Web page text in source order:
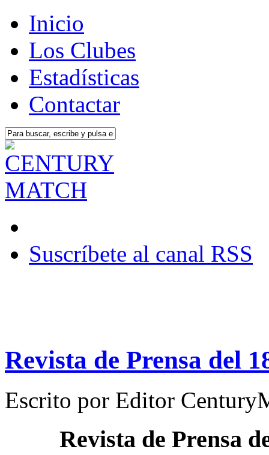
Inicio
Los Clubes
Estadísticas
Contactar
Suscríbete al canal RSS
Revista de Prensa del
Escrito por Editor
Revista de Prensa